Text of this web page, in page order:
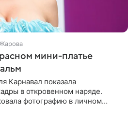
мини-платье
Карнавал показала
в откровенном наряде.
фотографию в личном